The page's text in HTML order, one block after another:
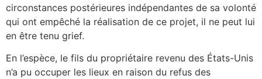
circonstances postérieures indépendantes de sa volonté
qui ont empêché la réalisation de ce projet, il ne peut lui
en être tenu grief.
En l’espèce, le fils du propriétaire revenu des États-Unis
n’a pu occuper les lieux en raison du refus des